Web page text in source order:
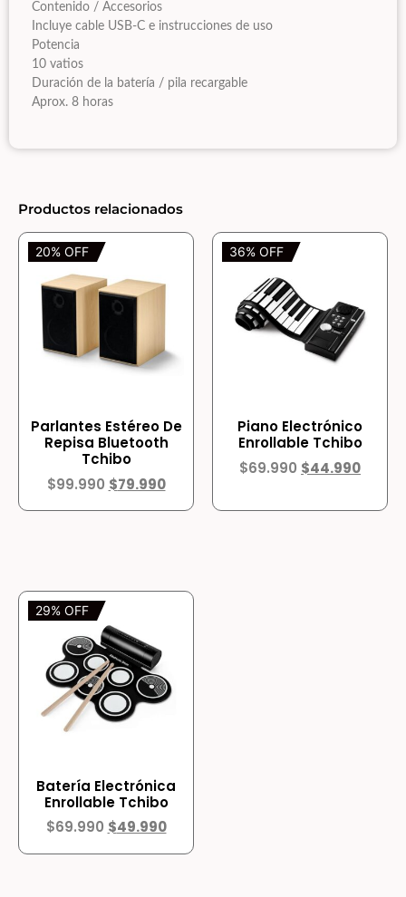
Contenido / Accesorios
Incluye cable USB-C e instrucciones de uso
Potencia
10 vatios
Duración de la batería / pila recargable
Aprox. 8 horas
Productos relacionados
20% OFF
Parlantes Estéreo De
Repisa Bluetooth
Tchibo
$99.990 $79.990
36% OFF
Piano Electrónico
Enrollable Tchibo
$69.990 $44.990
29% OFF
Batería Electrónica
Enrollable Tchibo
$69.990 $49.990